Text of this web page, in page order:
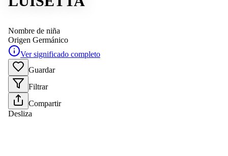
Nombre de niña
Origen Germánico
Ver significado completo
Guardar
Filtrar
Compartir
Desliza